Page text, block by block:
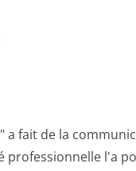
a fait de la
professionnelle l'a